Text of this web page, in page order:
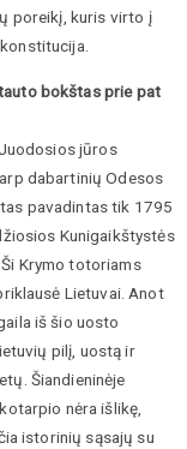
poreikį, kuris virto į
bokštas prie pat
jūros
dabartinių Odesos
pavadintas tik 1795
Kunigaikštystės
Krymo totoriams
Lietuvai. Anot
iš šio uosto
pilį, uostą ir
Šiandieninėje
nėra išlikę,
istorinių sąsajų su